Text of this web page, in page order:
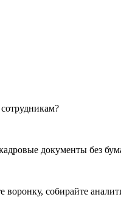
документы без
воронку, собирайте